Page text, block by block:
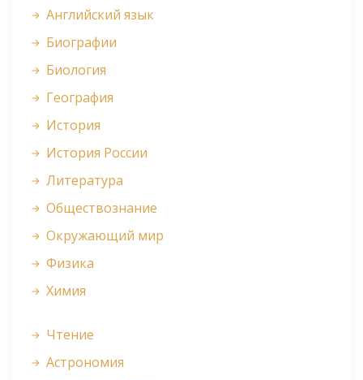
Английский язык
Биографии
Биология
География
История
История России
Литература
Обществознание
Окружающий мир
Физика
Химия
Чтение
Астрономия